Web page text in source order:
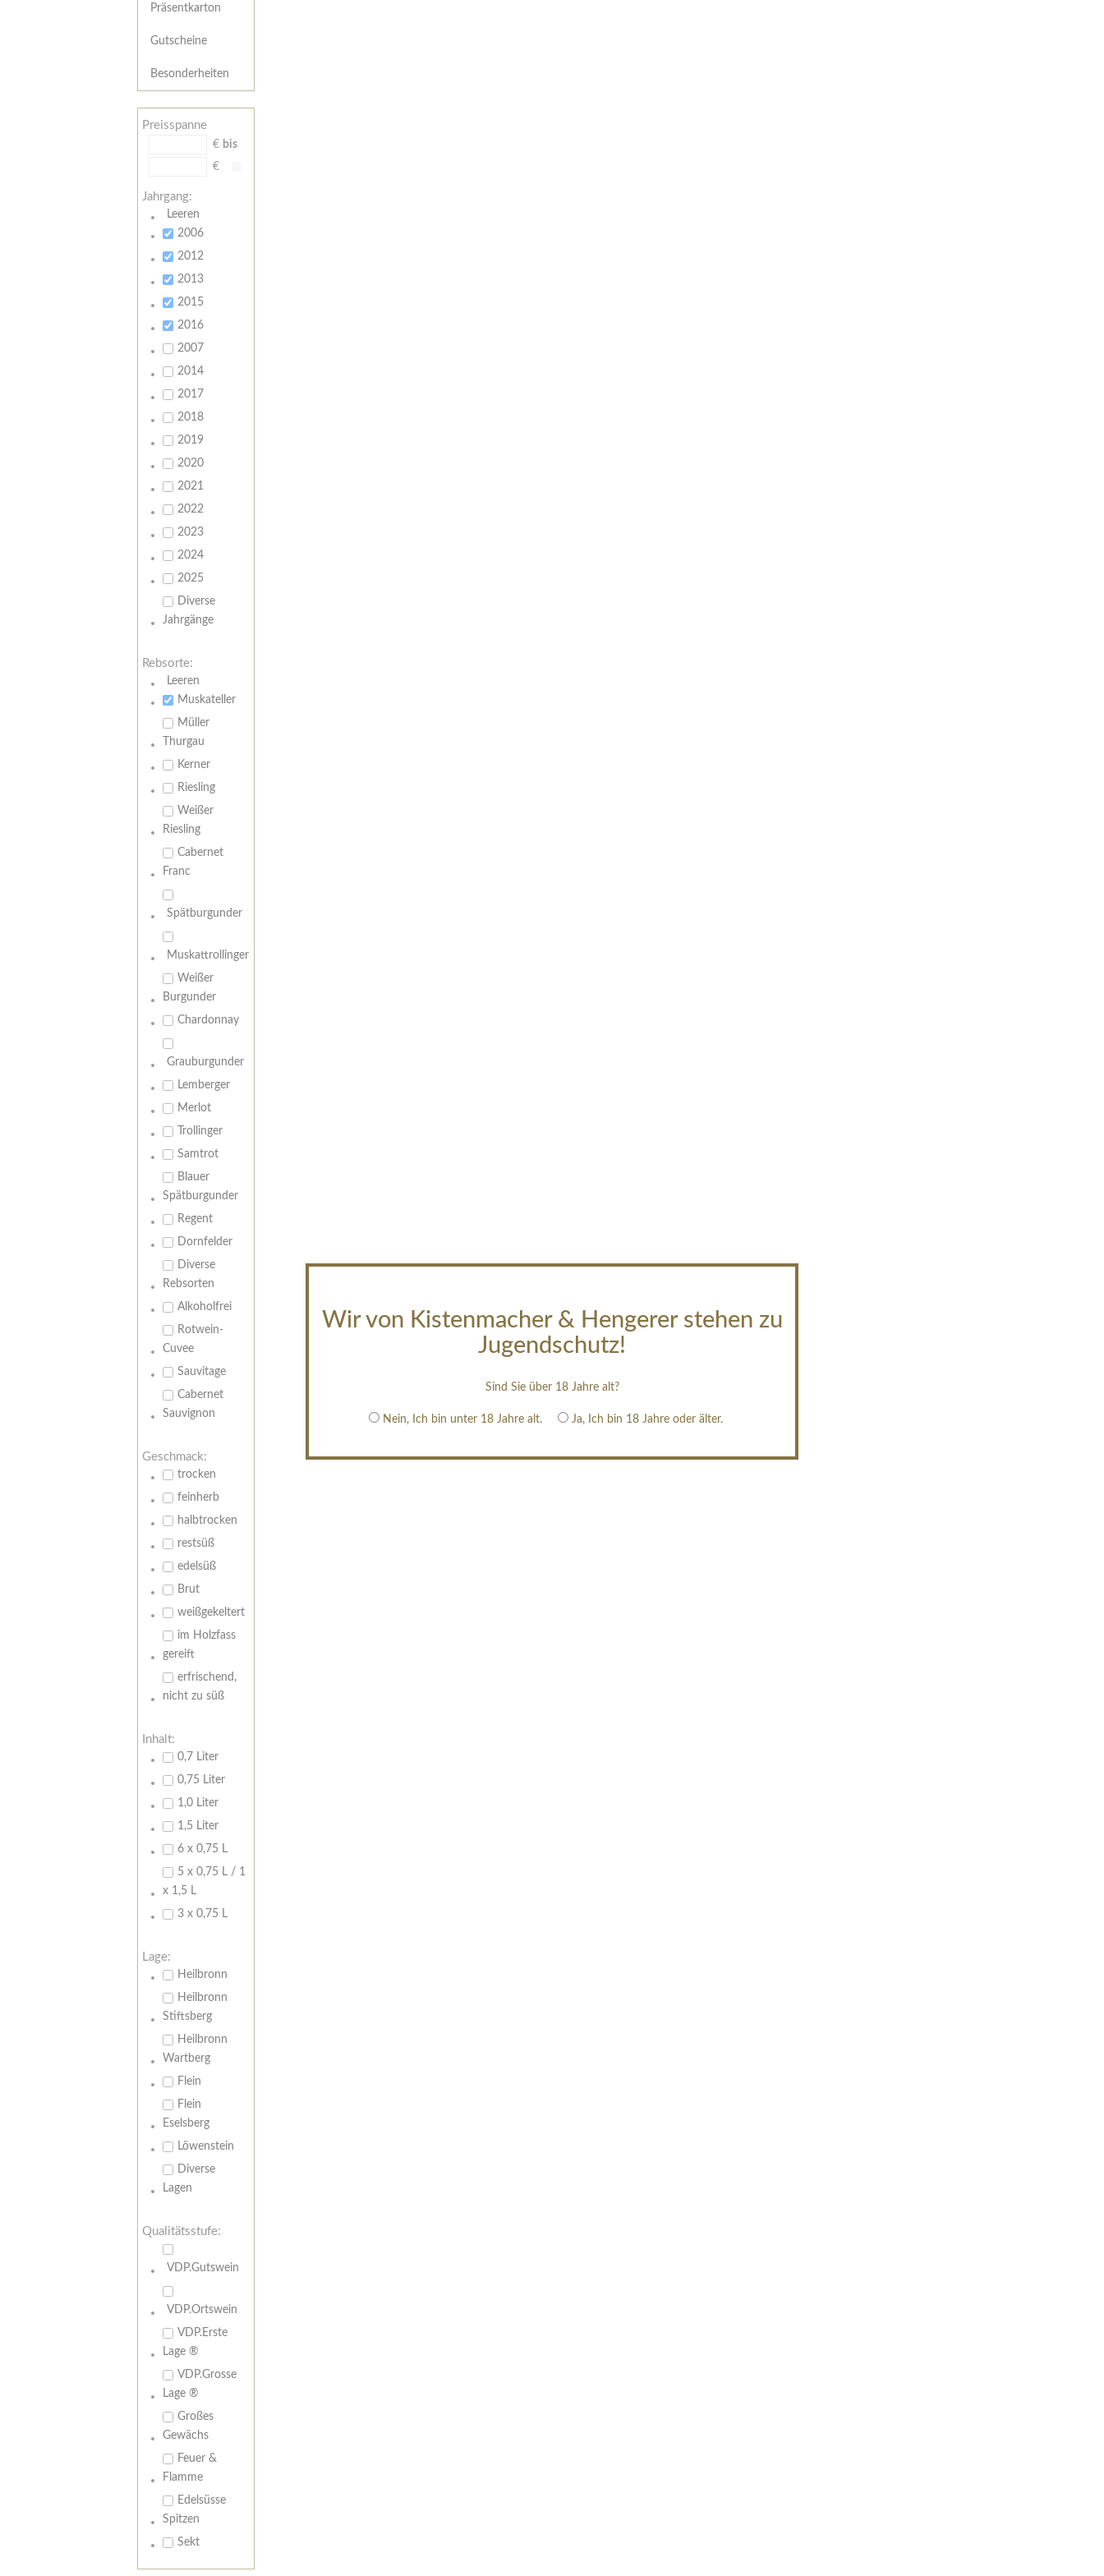
Wir von Kistenmacher & Hengerer stehen zu
Jugendschutz!
Sind Sie über 18 Jahre alt?
Nein, Ich bin unter 18 Jahre alt. Ja, Ich bin 18 Jahre oder älter.
Präsentkarton
Gutscheine
Besonderheiten
Preisspanne
€ bis
€
Jahrgang:
Leeren
2006
2012
2013
2015
2016
2007
2014
2017
2018
2019
2020
2021
2022
2023
2024
2025
Diverse
Jahrgänge
Rebsorte:
Leeren
Muskateller
Müller
Thurgau
Kerner
Riesling
Weißer
Riesling
Cabernet
Franc
Spätburgunder
Muskattrollinger
Weißer
Burgunder
Chardonnay
Grauburgunder
Lemberger
Merlot
Trollinger
Samtrot
Blauer
Spätburgunder
Regent
Dornfelder
Diverse
Rebsorten
Alkoholfrei
Rotwein-
Cuvee
Sauvitage
Cabernet
Sauvignon
Geschmack:
trocken
feinherb
halbtrocken
restsüß
edelsüß
Brut
weißgekeltert
im Holzfass
gereift
erfrischend,
nicht zu süß
Inhalt:
0,7 Liter
0,75 Liter
1,0 Liter
1,5 Liter
6 x 0,75 L
5 x 0,75 L / 1
x 1,5 L
3 x 0,75 L
Lage:
Heilbronn
Heilbronn
Stiftsberg
Heilbronn
Wartberg
Flein
Flein
Eselsberg
Löwenstein
Diverse
Lagen
Qualitätsstufe:
VDP.Gutswein
VDP.Ortswein
VDP.Erste
Lage ®
VDP.Grosse
Lage ®
Großes
Gewächs
Feuer &
Flamme
Edelsüsse
Spitzen
Sekt